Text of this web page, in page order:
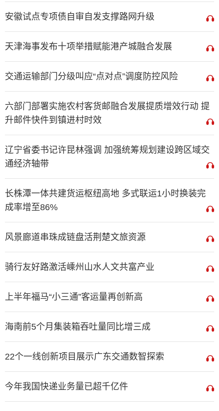
安徽试点专项债自审自发支撑路网升级
天津海事发布十项举措赋能港产城融合发展
交通运输部门分级叫应“点对点”调度防控风险
六部门部署实施农村客货邮融合发展提质增效行动 提
升邮件快件到镇进村时效
辽宁省委书记许昆林强调 加强统筹规划建设跨区域交
通经济轴带
长株潭一体共建货运枢纽高地 多式联运1小时换装完
成率增至86%
风景廊道串珠成链盘活荆楚文旅资源
骑行友好路激活嵊州山水人文共富产业
上半年福马“小三通”客运量再创新高
海南前5个月集装箱吞吐量同比增三成
22个一线创新项目展示广东交通数智探索
今年我国快递业务量已超千亿件